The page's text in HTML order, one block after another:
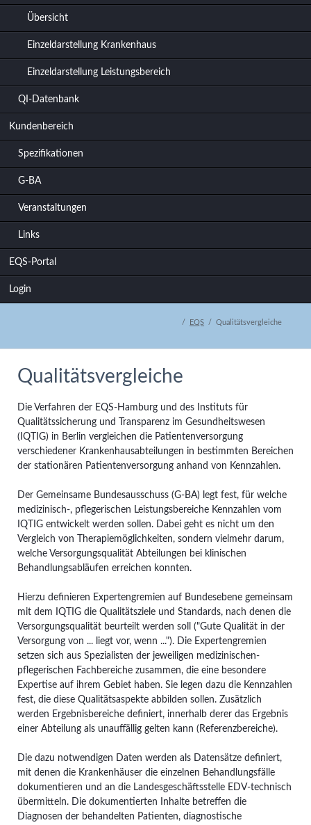
Übersicht
Einzeldarstellung Krankenhaus
Einzeldarstellung Leistungsbereich
QI-Datenbank
Kundenbereich
Spezifikationen
G-BA
Veranstaltungen
Links
EQS-Portal
Login
EQS Qualitätsvergleiche
Qualitätsvergleiche
Die Verfahren der EQS-Hamburg und des Instituts für
Qualitätssicherung und Transparenz im Gesundheitswesen
(IQTIG) in Berlin vergleichen die Patientenversorgung
verschiedener Krankenhausabteilungen in bestimmten Bereichen
der stationären Patientenversorgung anhand von Kennzahlen.
Der Gemeinsame Bundesausschuss (G-BA) legt fest, für welche
medizinisch-, pflegerischen Leistungsbereiche Kennzahlen vom
IQTIG entwickelt werden sollen. Dabei geht es nicht um den
Vergleich von Therapiemöglichkeiten, sondern vielmehr darum,
welche Versorgungsqualität Abteilungen bei klinischen
Behandlungsabläufen erreichen konnten.
Hierzu definieren Expertengremien auf Bundesebene gemeinsam
mit dem IQTIG die Qualitätsziele und Standards, nach denen die
Versorgungsqualität beurteilt werden soll ("Gute Qualität in der
Versorgung von ... liegt vor, wenn ..."). Die Expertengremien
setzen sich aus Spezialisten der jeweiligen medizinischen-
pflegerischen Fachbereiche zusammen, die eine besondere
Expertise auf ihrem Gebiet haben. Sie legen dazu die Kennzahlen
fest, die diese Qualitätsaspekte abbilden sollen. Zusätzlich
werden Ergebnisbereiche definiert, innerhalb derer das Ergebnis
einer Abteilung als unauffällig gelten kann (Referenzbereiche).
Die dazu notwendigen Daten werden als Datensätze definiert,
mit denen die Krankenhäuser die einzelnen Behandlungsfälle
dokumentieren und an die Landesgeschäftsstelle EDV-technisch
übermitteln. Die dokumentierten Inhalte betreffen die
Diagnosen der behandelten Patienten, diagnostische